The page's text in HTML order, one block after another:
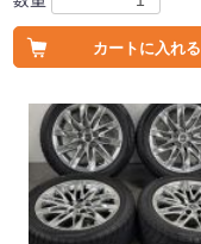
カートに入れる